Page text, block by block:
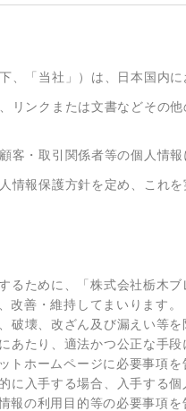
、「当社」）は、日本国内
リンクまたは文書などその
客・取引関係者等の個人情
情報保護方針を定め、これ
るために、「株式会社栃木
改善・維持してまいります。
破壊、改ざん及び漏えい等
あたり、適法かつ公正な手
トホームページに必要事項を
に入手する場合、入手する
報の利用目的等の必要事項を